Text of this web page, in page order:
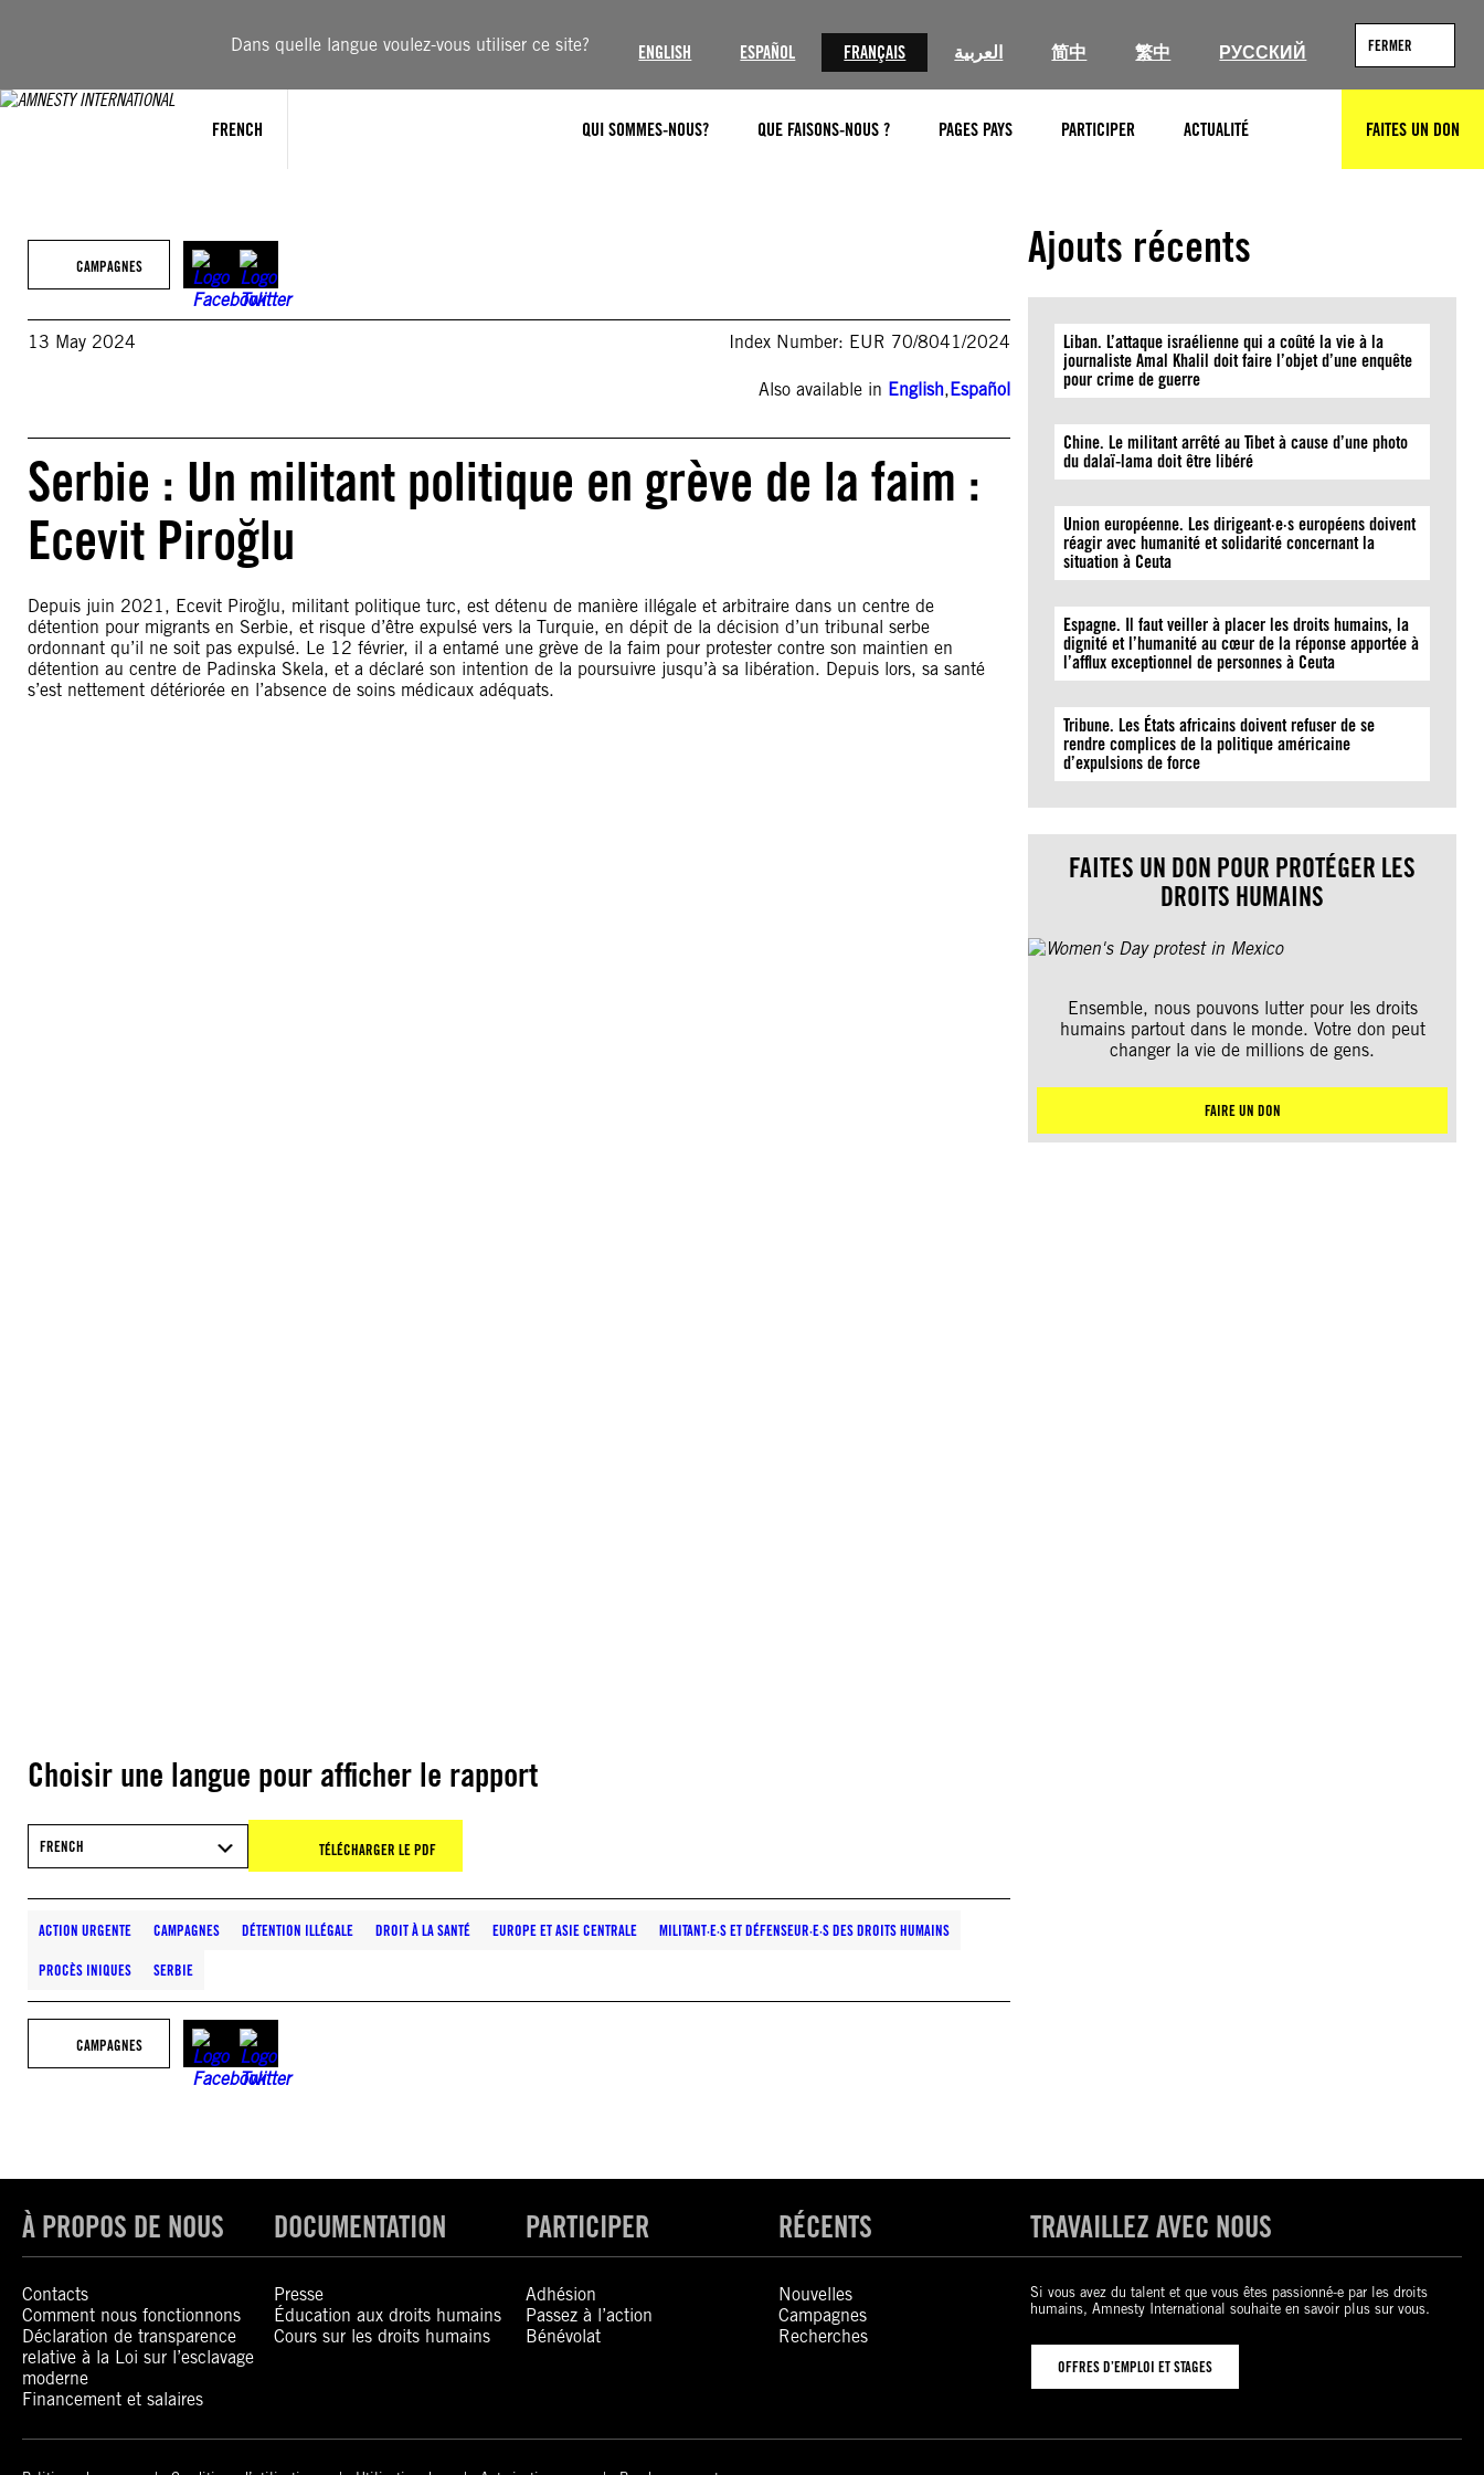
Dans quelle langue voulez-vous utiliser ce site? ENGLISH ESPAÑOL FRANÇAIS العربية 简中 繁中 РУССКИЙ FERMER
FRENCH QUI SOMMES-NOUS? QUE FAISONS-NOUS ? PAGES PAYS PARTICIPER ACTUALITÉ RECHERCHERFAITES UN DON
CAMPAGNES
13 May 2024 Index Number: EUR 70/8041/2024
Also available in English,Español
Serbie : Un militant politique en grève de la faim :
Ecevit Piroğlu
Depuis juin 2021, Ecevit Piroğlu, militant politique turc, est détenu de manière illégale et arbitraire dans un centre de
détention pour migrants en Serbie, et risque d’être expulsé vers la Turquie, en dépit de la décision d’un tribunal serbe
ordonnant qu’il ne soit pas expulsé. Le 12 février, il a entamé une grève de la faim pour protester contre son maintien en
détention au centre de Padinska Skela, et a déclaré son intention de la poursuivre jusqu’à sa libération. Depuis lors, sa santé
s’est nettement détériorée en l’absence de soins médicaux adéquats.
Choisir une langue pour afficher le rapport
FRENCH TÉLÉCHARGER LE PDF
ACTION URGENTE CAMPAGNES DÉTENTION ILLÉGALE DROIT À LA SANTÉ EUROPE ET ASIE CENTRALE MILITANT·E·S ET DÉFENSEUR·E·S DES DROITS HUMAINS
PROCÈS INIQUES SERBIE
CAMPAGNES
Ajouts récents
Liban. L’attaque israélienne qui a coûté la vie à la
journaliste Amal Khalil doit faire l’objet d’une enquête
pour crime de guerre
Chine. Le militant arrêté au Tibet à cause d’une photo
du dalaï-lama doit être libéré
Union européenne. Les dirigeant·e·s européens doivent
réagir avec humanité et solidarité concernant la
situation à Ceuta
Espagne. Il faut veiller à placer les droits humains, la
dignité et l’humanité au cœur de la réponse apportée à
l’afflux exceptionnel de personnes à Ceuta
Tribune. Les États africains doivent refuser de se
rendre complices de la politique américaine
d’expulsions de force
FAITES UN DON POUR PROTÉGER LES
DROITS HUMAINS
Ensemble, nous pouvons lutter pour les droits
humains partout dans le monde. Votre don peut
changer la vie de millions de gens.
FAIRE UN DON
À PROPOS DE NOUS
Contacts
Comment nous fonctionnons
Déclaration de transparence
relative à la Loi sur l’esclavage
moderne
Financement et salaires
DOCUMENTATION
Presse
Éducation aux droits humains
Cours sur les droits humains
PARTICIPER
Adhésion
Passez à l’action
Bénévolat
RÉCENTS
Nouvelles
Campagnes
Recherches
TRAVAILLEZ AVEC NOUS
Si vous avez du talent et que vous êtes passionné-e par les droits
humains, Amnesty International souhaite en savoir plus sur vous.
OFFRES D’EMPLOI ET STAGES